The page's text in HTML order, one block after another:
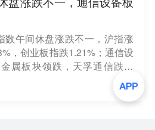
数午间休盘涨跌不一，沪指涨
，创业板指跌1.21%；通信设
属板块领跌，天孚通信跌超
中矿资源跌超4%；电力、传
海电力、建投能源涨停，幸福